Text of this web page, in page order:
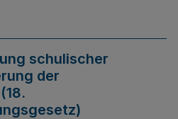
schulischer
der